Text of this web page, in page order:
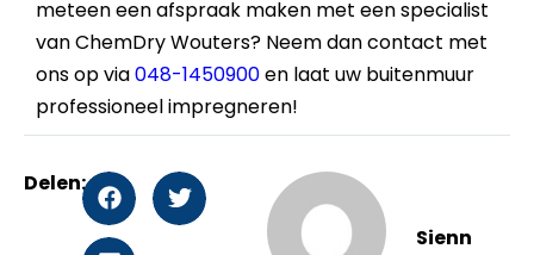
meteen een afspraak maken met een specialist
van ChemDry Wouters? Neem dan contact met
ons op via048-1450900en laat uw buitenmuur
professioneel impregneren!
Sienn
Delen: